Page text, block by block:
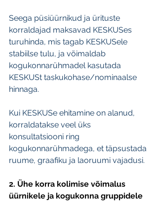
Seega püsiüürnikud ja ürituste
korraldajad maksavad KESKUSes
turuhinda, mis tagab KESKUSele
stabiilse tulu, ja võimaldab
kogukonnarühmadel kasutada
KESKUSt taskukohase/nominaalse
hinnaga.
Kui KESKUSe ehitamine on alanud,
korraldatakse veel üks
konsultatsiooni ring
kogukonnarühmadega, et täpsustada
ruume, graafiku ja laoruumi vajadusi.
2. Ühe korra kolimise võimalus
üürnikele ja kogukonna gruppidele